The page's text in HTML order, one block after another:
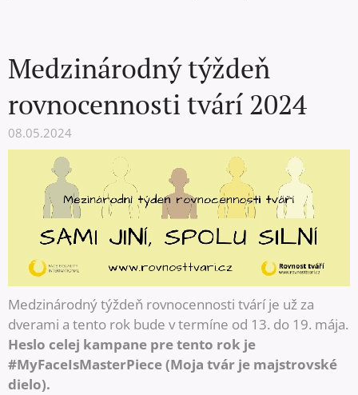
Medzinárodný týždeň
rovnocennosti tvárí 2024
08.05.2024
Medzinárodný týždeň rovnocennosti tvárí je už za
dverami a tento rok bude v termíne od 13. do 19. mája.
Heslo celej kampane pre tento rok je
#MyFaceIsMasterPiece (Moja tvár je majstrovské
dielo).